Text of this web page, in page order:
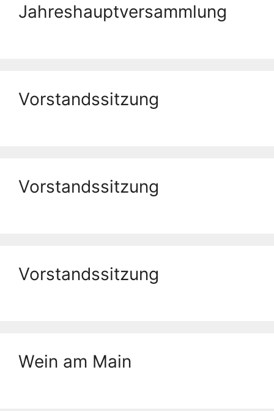
Jahreshauptversammlung
Vorstandssitzung
Vorstandssitzung
Vorstandssitzung
Wein am Main